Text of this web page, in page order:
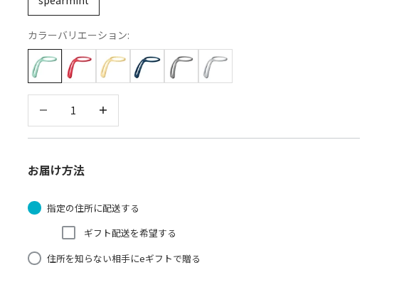
カラーバリエーション:
お届け方法
指定の住所に配送する
ギフト配送を希望する
住所を知らない相手にeギフトで贈る